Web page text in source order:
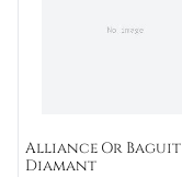
Alliance Or Baguit
Diamant